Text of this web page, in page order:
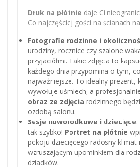
Druk na płótnie daje Ci
Co najczęściej gości na ścianach
Fotografie rodzinne i
urodziny, rocznice czy szalone
przyjaciółmi. Takie zdjęcia to
każdego dnia przypomina o tym,
najważniejsze. To idealny prezent,
wywołuje uśmiech, a
obraz ze zdjęcia rodzinnego
ozdobą salonu.
Sesje noworodkowe i dziecięce:
tak szybko! Portret na płótnie
pokoju dziecięcego radosny klimat
wzruszającym upominkiem dla
dziadków.